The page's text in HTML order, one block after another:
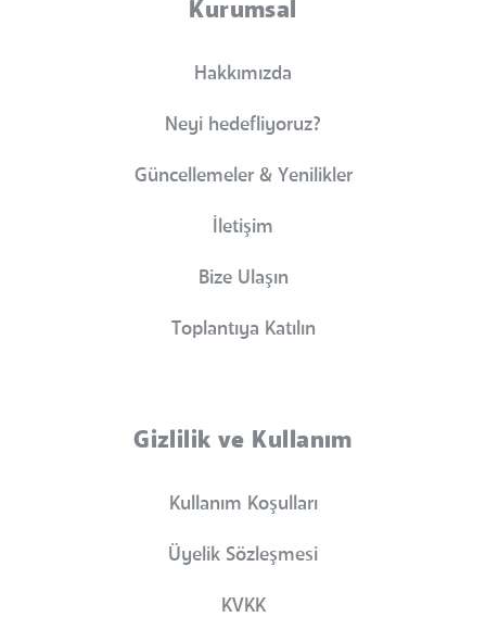
Kurumsal
Hakkımızda
Neyi hedefliyoruz?
Güncellemeler & Yenilikler
İletişim
Bize Ulaşın
Toplantıya Katılın
Gizlilik ve Kullanım
Kullanım Koşulları
Üyelik Sözleşmesi
KVKK